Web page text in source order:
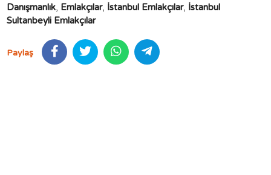
Danışmanlık, Emlakçılar, İstanbul Emlakçılar, İstanbul
Sultanbeyli Emlakçılar
Paylaş